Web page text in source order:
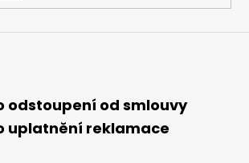
odstoupení od smlouvy
uplatnění reklamace